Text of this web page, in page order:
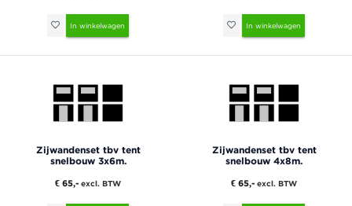
In winkelwagen In winkelwagen
Zijwandenset tbv tent
snelbouw 3x6m.
€ 65,- excl. BTW
Zijwandenset tbv tent
snelbouw 4x8m.
€ 65,- excl. BTW